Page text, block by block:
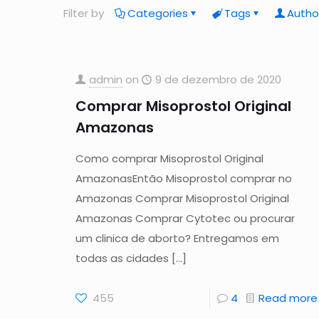
Filter by Categories Tags
admin on 9 de dezembro de 2020
Comprar Misoprostol Original
Amazonas
Como comprar Misoprostol Original
AmazonasEntão Misoprostol comprar no
Amazonas Comprar Misoprostol Original
Amazonas Comprar Cytotec ou procurar
um clinica de aborto? Entregamos em
todas as cidades […]
455 4 Read more